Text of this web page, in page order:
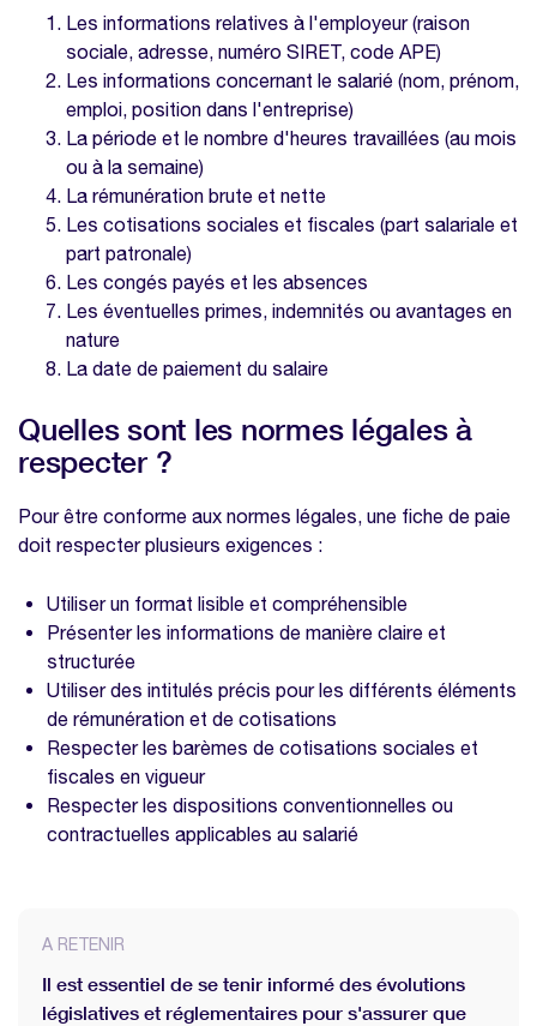
Les informations relatives à l'employeur (raison
sociale, adresse, numéro SIRET, code APE)
Les informations concernant le salarié (nom, prénom,
emploi, position dans l'entreprise)
La période et le nombre d'heures travaillées (au mois
ou à la semaine)
La rémunération brute et nette
Les cotisations sociales et fiscales (part salariale et
part patronale)
Les congés payés et les absences
Les éventuelles primes, indemnités ou avantages en
nature
La date de paiement du salaire
Quelles sont les normes légales à
respecter ?
Pour être conforme aux normes légales, une fiche de paie
doit respecter plusieurs exigences :
Utiliser un format lisible et compréhensible
Présenter les informations de manière claire et
structurée
Utiliser des intitulés précis pour les différents éléments
de rémunération et de cotisations
Respecter les barèmes de cotisations sociales et
fiscales en vigueur
Respecter les dispositions conventionnelles ou
contractuelles applicables au salarié
A RETENIR
Il est essentiel de se tenir informé des évolutions
législatives et réglementaires pour s'assurer que